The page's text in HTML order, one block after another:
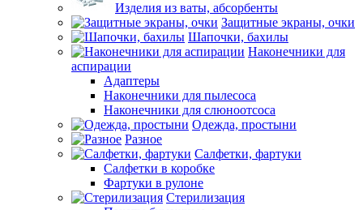
Изделия из ваты, абсорбенты
Защитные экраны, очки
Шапочки, бахилы
Наконечники для
аспирации
Адаптеры
Наконечники для пылесоса
Наконечники для слюноотсоса
Одежда, простыни
Разное
Салфетки, фартуки
Салфетки в коробке
Фартуки в рулоне
Стерилизация